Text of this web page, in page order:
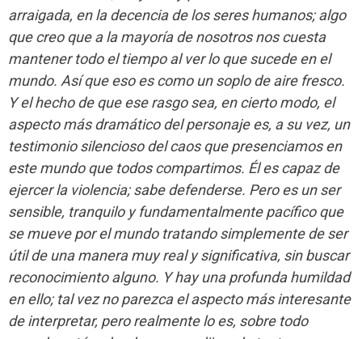
arraigada, en la decencia de los seres humanos; algo
que creo que a la mayoría de nosotros nos cuesta
mantener todo el tiempo al ver lo que sucede en el
mundo. Así que eso es como un soplo de aire fresco.
Y el hecho de que ese rasgo sea, en cierto modo, el
aspecto más dramático del personaje es, a su vez, un
testimonio silencioso del caos que presenciamos en
este mundo que todos compartimos. Él es capaz de
ejercer la violencia; sabe defenderse. Pero es un ser
sensible, tranquilo y fundamentalmente pacífico que
se mueve por el mundo tratando simplemente de ser
útil de una manera muy real y significativa, sin buscar
reconocimiento alguno. Y hay una profunda humildad
en ello; tal vez no parezca el aspecto más interesante
de interpretar, pero realmente lo es, sobre todo